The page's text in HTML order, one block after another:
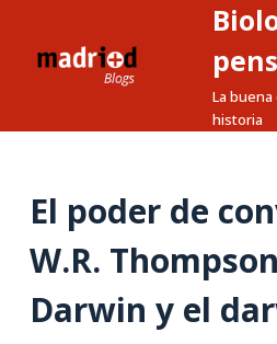
a
La buena
historia
El poder de
W.R.
Darwin y el